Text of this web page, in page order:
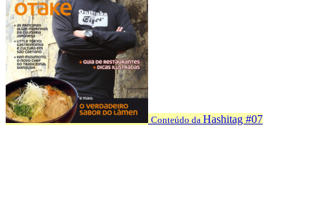
Conteúdo da Hashitag #07